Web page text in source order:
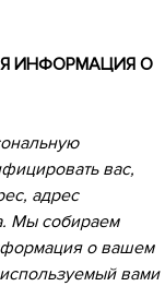
ИНФОРМАЦИЯ О
вас,
адрес
Мы собираем
о вашем
вами